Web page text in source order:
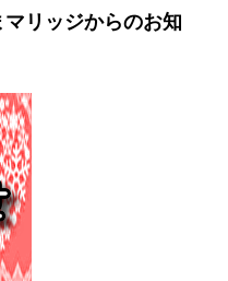
リッジからのお知